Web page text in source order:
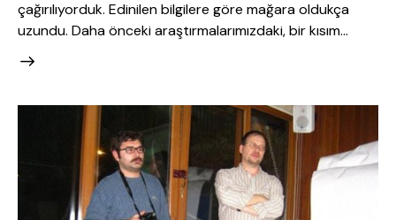
çağırılıyorduk. Edinilen bilgilere göre mağara oldukça
uzundu. Daha önceki araştırmalarımızdaki, bir kısım…